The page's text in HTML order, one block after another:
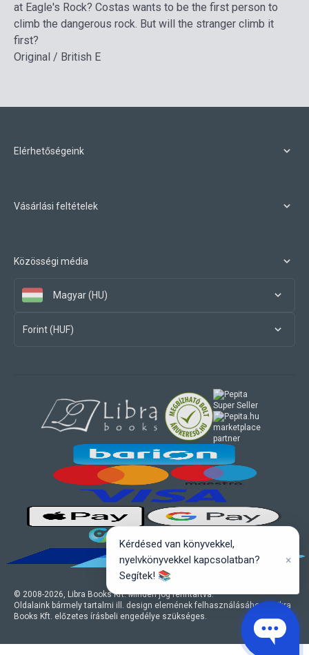
at Eagle's Rock? Costas wants to be the first person to
climb the dangerous rock. But will the stranger climb it
first?
Original / British E
Elérhetőségeink
Vásárlási feltételek
Közösségi média
Magyar (HU)
Forint (HUF)
© 2008-2026, Libra Books Kft. Minden jog fenntartva.
Oldalaink bármely tartalmi ill. design elemének felhasználásához a Libra
Books Kft. előzetes írásbeli engedélye szükséges.
marketplace
partner
Kérdésed van könyvekkel,
nyelvkönyvekkel kapcsolatban?
Segítek! 📚
×